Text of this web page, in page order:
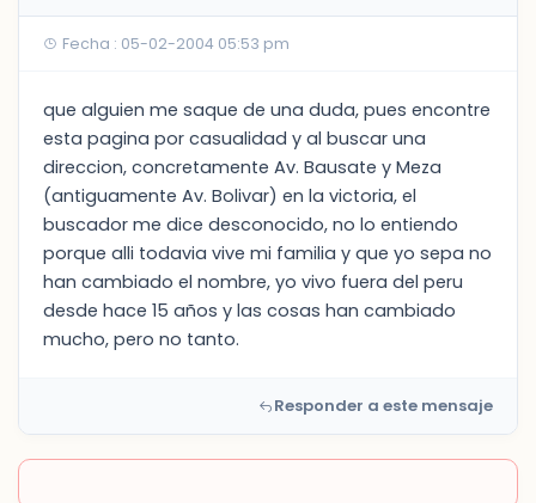
Fecha : 05-02-2004 05:53 pm
que alguien me saque de una duda, pues encontre
esta pagina por casualidad y al buscar una
direccion, concretamente Av. Bausate y Meza
(antiguamente Av. Bolivar) en la victoria, el
buscador me dice desconocido, no lo entiendo
porque alli todavia vive mi familia y que yo sepa no
han cambiado el nombre, yo vivo fuera del peru
desde hace 15 años y las cosas han cambiado
mucho, pero no tanto.
Responder a este mensaje